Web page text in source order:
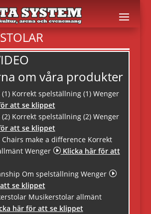
om våra produkter
Korrekt spelställning (1) Wenger
att se klippet
Korrekt spelställning (2) Wenger
att se klippet
make a difference Korrekt
Wenger IKlicka här för att
Om spelställning Wenger I
se klippet
Musikerstolar allmänt
här för att se klippet